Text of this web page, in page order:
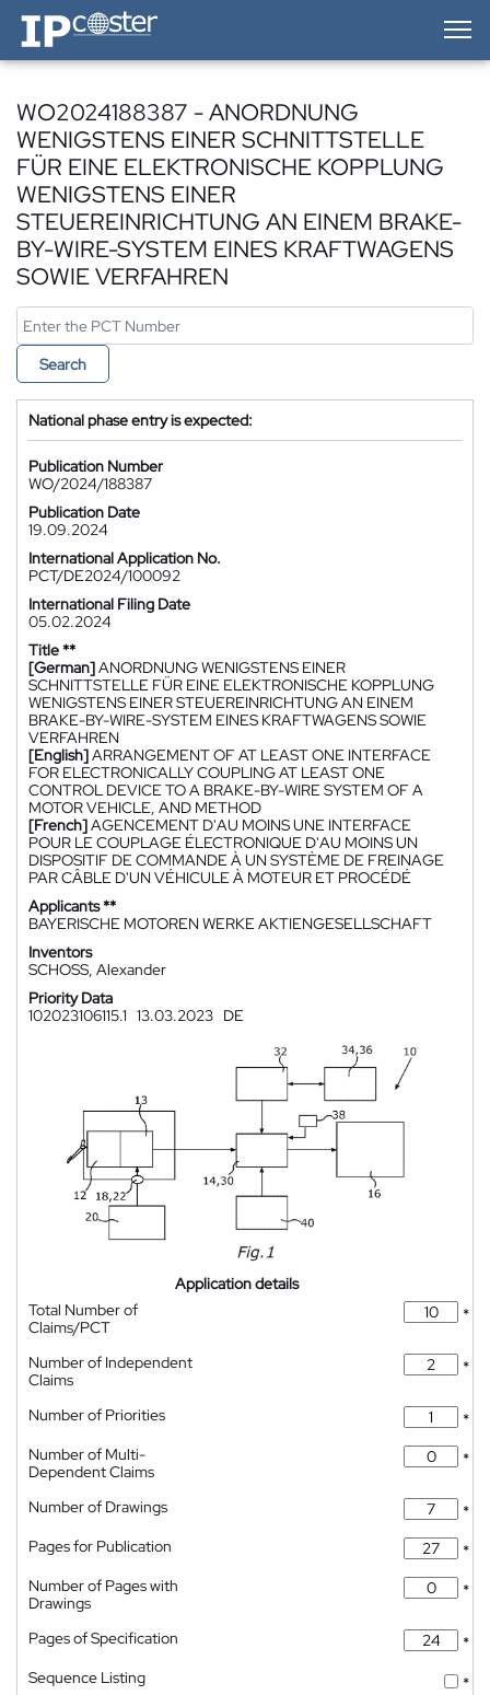
IP-Coster — Home
WO2024188387 - ANORDNUNG
WENIGSTENS EINER SCHNITTSTELLE
FÜR EINE ELEKTRONISCHE KOPPLUNG
WENIGSTENS EINER
STEUEREINRICHTUNG AN EINEM BRAKE-
BY-WIRE-SYSTEM EINES KRAFTWAGENS
SOWIE VERFAHREN
Search
National phase entry is expected:
Publication Number
WO/2024/188387
Publication Date
19.09.2024
International Application No.
PCT/DE2024/100092
International Filing Date
05.02.2024
Title **
[German]ANORDNUNG WENIGSTENS EINER
SCHNITTSTELLE FÜR EINE ELEKTRONISCHE KOPPLUNG
WENIGSTENS EINER STEUEREINRICHTUNG AN EINEM
BRAKE-BY-WIRE-SYSTEM EINES KRAFTWAGENS SOWIE
VERFAHREN
[English]ARRANGEMENT OF AT LEAST ONE INTERFACE
FOR ELECTRONICALLY COUPLING AT LEAST ONE
CONTROL DEVICE TO A BRAKE-BY-WIRE SYSTEM OF A
MOTOR VEHICLE, AND METHOD
[French]AGENCEMENT D'AU MOINS UNE INTERFACE
POUR LE COUPLAGE ÉLECTRONIQUE D'AU MOINS UN
DISPOSITIF DE COMMANDE À UN SYSTÈME DE FREINAGE
PAR CÂBLE D'UN VÉHICULE À MOTEUR ET PROCÉDÉ
Applicants **
BAYERISCHE MOTOREN WERKE AKTIENGESELLSCHAFT
Inventors
SCHOSS, Alexander
Priority Data
102023106115.1 13.03.2023 DE
Application details
Total Number of
Claims/PCT
*
Number of Independent
Claims
*
Number of Priorities
*
Number of Multi-
Dependent Claims
*
Number of Drawings
*
Pages for Publication
*
Number of Pages with
Drawings
*
Pages of Specification
*
Sequence Listing
*